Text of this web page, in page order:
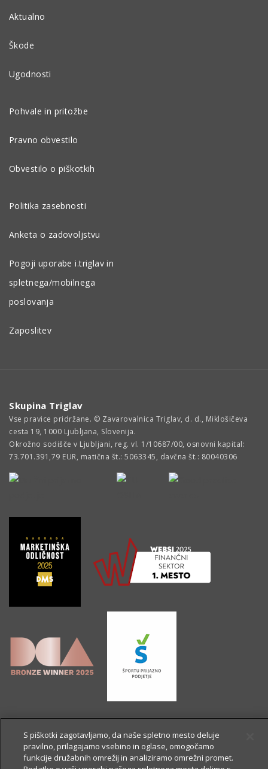
Aktualno
Škode
Ugodnosti
Pohvale in pritožbe
Pravno obvestilo
Obvestilo o piškotkih
Politika zasebnosti
Anketa o zadovoljstvu
Pogoji uporabe i.triglav in
spletnega/mobilnega
poslovanja
Zaposlitev
Skupina Triglav
Vse pravice pridržane. © Zavarovalnica Triglav, d. d., Miklošičeva
cesta 19, 1000 Ljubljana, Slovenija.
Okrožno sodišče v Ljubljani, reg. vl. 1/10687/00, osnovni kapital:
73.701.391,79 EUR, matična št.: 5063345, davčna št.: 80040306
S piškotki zagotavljamo, da naše spletno mesto deluje
pravilno, prilagajamo vsebino in oglase, omogočamo
funkcije družabnih omrežij in analiziramo omrežni promet.